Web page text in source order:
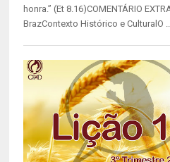
honra.” (Et 8.16)COMENTÁRIO
BrazContexto Histórico e CulturalO